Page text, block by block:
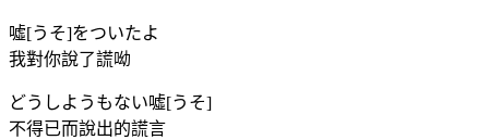
噓[うそ]をついたよ
我對你說了謊呦
どうしようもない噓[うそ]
不得已而說出的謊言